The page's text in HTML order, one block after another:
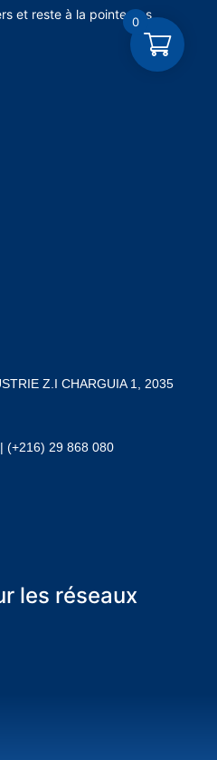
et reste à la pointe des
Z.I CHARGUIA 1, 2035
(+216) 29 868 080
les réseaux
0